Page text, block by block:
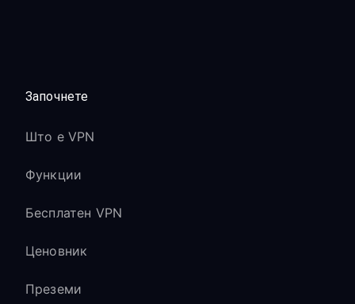
Започнете
Што е VPN
Функции
Бесплатен VPN
Ценовник
Преземи